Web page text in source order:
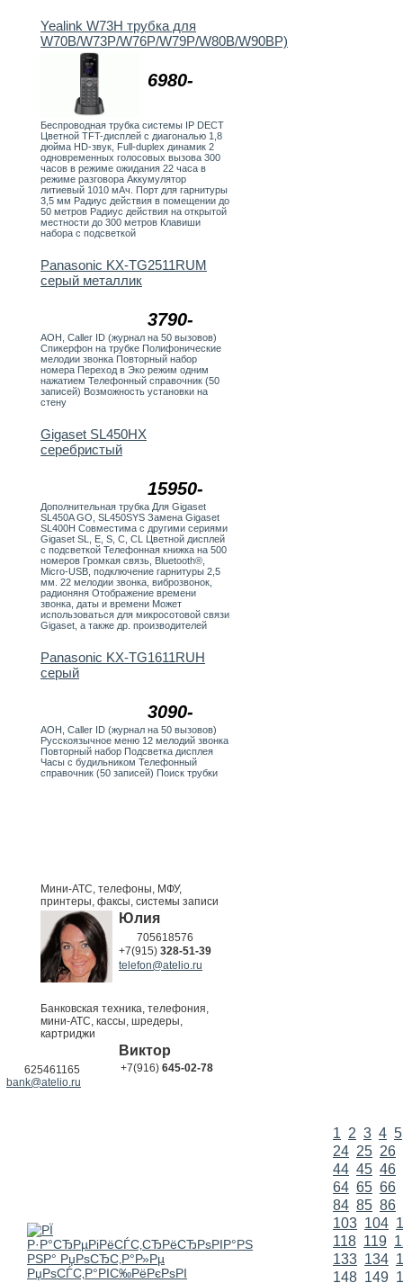
6980-
Yealink W73H трубка для
W70B/W73P/W76P/W79P/W80B/W90BP)
Беспроводная трубка системы IP DECT
Цветной TFT-дисплей с диагональю 1,8
дюйма HD-звук, Full-duplex динамик 2
одновременных голосовых вызова 300
часов в режиме ожидания 22 часа в
режиме разговора Аккумулятор
литиевый 1010 мАч. Порт для гарнитуры
3,5 мм Радиус действия в помещении до
50 метров Радиус действия на открытой
местности до 300 метров Клавиши
набора с подсветкой
3790-
Panasonic KX-TG2511RUM
серый металлик
АОН, Caller ID (журнал на 50 вызовов)
Спикерфон на трубке Полифонические
мелодии звонка Повторный набор
номера Переход в Эко режим одним
нажатием Телефонный справочник (50
записей) Возможность установки на
стену
15950-
Gigaset SL450HX
серебристый
Дополнительная трубка Для Gigaset
SL450A GO, SL450SYS Замена Gigaset
SL400H Совместима с другими сериями
Gigaset SL, E, S, C, CL Цветной дисплей
с подсветкой Телефонная книжка на 500
номеров Громкая связь, Bluetooth®,
Micro-USB, подключение гарнитуры 2,5
мм. 22 мелодии звонка, виброзвонок,
радионяня Отображение времени
звонка, даты и времени Может
использоваться для микросотовой связи
Gigaset, а также др. производителей
3090-
Panasonic KX-TG1611RUH
серый
АОН, Caller ID (журнал на 50 вызовов)
Русскоязычное меню 12 мелодий звонка
Повторный набор Подсветка дисплея
Часы с будильником Телефонный
справочник (50 записей) Поиск трубки
Мини-АТС, телефоны, МФУ,
принтеры, факсы, системы записи
Юлия
705618576
+7(915) 328-51-39
telefon@atelio.ru
Банковская техника, телефония,
мини-АТС, кассы, шредеры,
картриджи
Виктор
625461165 +7(916) 645-02-78
bank@atelio.ru
1 2 3 4 5
24 25 26
44 45 46
64 65 66
84 85 86
103 104
118 119
133 134
148 149